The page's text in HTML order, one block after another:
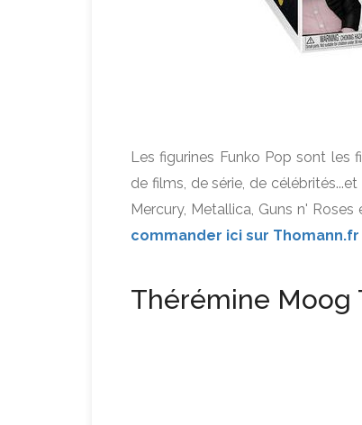
Les figurines Funko Pop sont les
de films, de série, de
Mercury, Metallica, Guns n'
commander ici sur Thomann.fr
Thérémine Moog